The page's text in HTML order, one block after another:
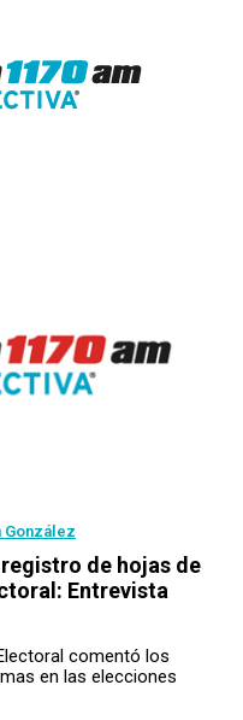
González
de hojas de
Entrevista
comentó los
en las elecciones